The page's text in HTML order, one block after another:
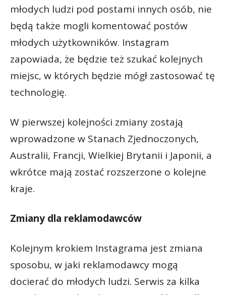
młodych ludzi pod postami innych osób, nie
będą także mogli komentować postów
młodych użytkowników. Instagram
zapowiada, że będzie też szukać kolejnych
miejsc, w których będzie mógł zastosować tę
technologię.
W pierwszej kolejności zmiany zostają
wprowadzone w Stanach Zjednoczonych,
Australii, Francji, Wielkiej Brytanii i Japonii, a
wkrótce mają zostać rozszerzone o kolejne
kraje.
Zmiany dla reklamodawców
Kolejnym krokiem Instagrama jest zmiana
sposobu, w jaki reklamodawcy mogą
docierać do młodych ludzi. Serwis za kilka